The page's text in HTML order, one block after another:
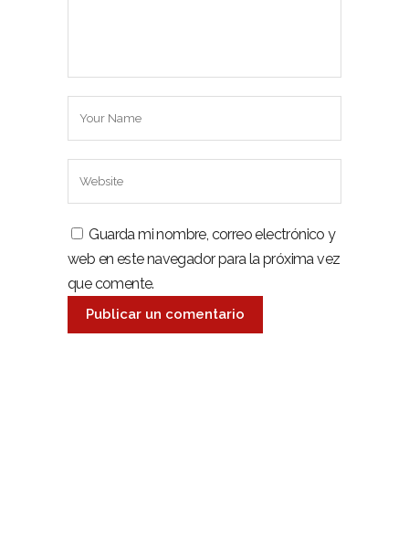
Guarda mi nombre, correo electrónico y
web en este navegador para la próxima vez
que comente.